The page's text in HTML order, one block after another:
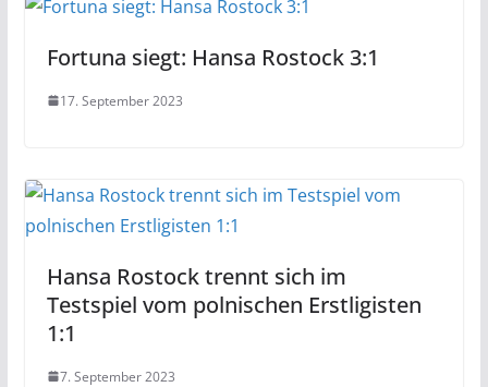
Fortuna siegt: Hansa Rostock 3:1
17. September 2023
Hansa Rostock trennt sich im
Testspiel vom polnischen Erstligisten
1:1
7. September 2023